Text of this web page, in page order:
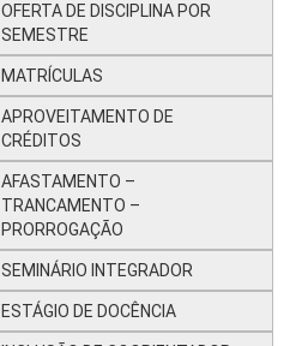
OFERTA DE DISCIPLINA POR
SEMESTRE
MATRÍCULAS
APROVEITAMENTO DE
CRÉDITOS
AFASTAMENTO –
TRANCAMENTO –
PRORROGAÇÃO
SEMINÁRIO INTEGRADOR
ESTÁGIO DE DOCÊNCIA